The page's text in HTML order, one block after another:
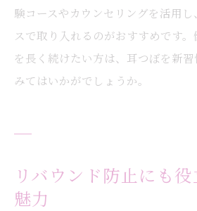
験コースやカウンセリングを活用
スで取り入れるのがおすすめです
を長く続けたい方は、耳つぼを新
みてはいかがでしょうか。
リバウンド防止にも
魅力